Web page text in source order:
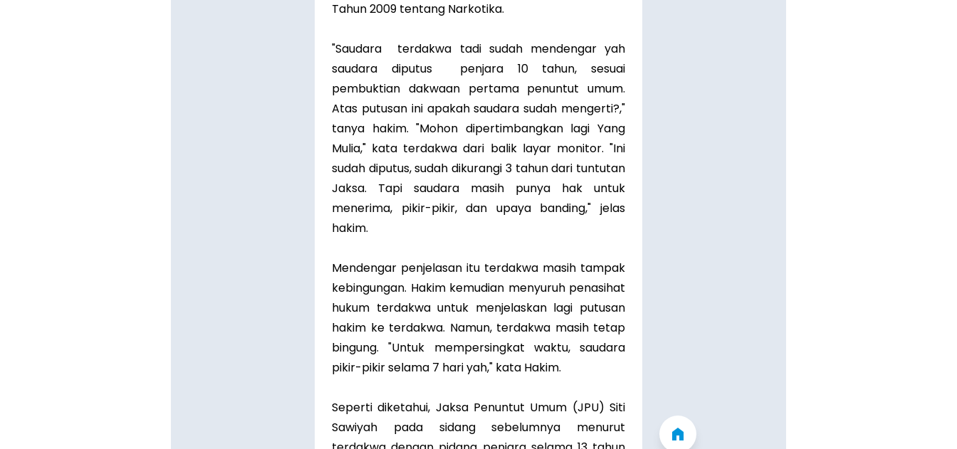
Tahun 2009 tentang Narkotika.
"Saudara terdakwa tadi sudah mendengar yah
saudara diputus penjara 10 tahun, sesuai
pembuktian dakwaan pertama penuntut umum.
Atas putusan ini apakah saudara sudah mengerti?,"
tanya hakim. "Mohon dipertimbangkan lagi Yang
Mulia," kata terdakwa dari balik layar monitor. "Ini
sudah diputus, sudah dikurangi 3 tahun dari tuntutan
Jaksa. Tapi saudara masih punya hak untuk
menerima, pikir-pikir, dan upaya banding," jelas
hakim.
Mendengar penjelasan itu terdakwa masih tampak
kebingungan. Hakim kemudian menyuruh penasihat
hukum terdakwa untuk menjelaskan lagi putusan
hakim ke terdakwa. Namun, terdakwa masih tetap
bingung. "Untuk mempersingkat waktu, saudara
pikir-pikir selama 7 hari yah," kata Hakim.
Seperti diketahui, Jaksa Penuntut Umum (JPU) Siti
Sawiyah pada sidang sebelumnya menurut